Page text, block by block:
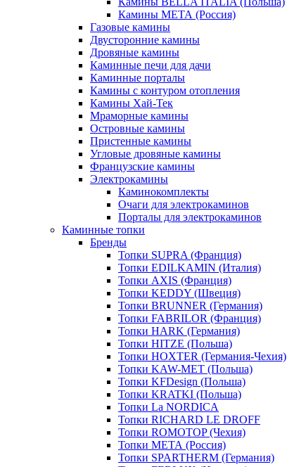
Камины МЕТА (Россия)
Газовые камины
Двусторонние камины
Дровяные камины
Каминные печи для дачи
Каминные порталы
Камины с контуром отопления
Камины Хай-Тек
Мраморные камины
Островные камины
Пристенные камины
Угловые дровяные камины
Французские камины
Электрокамины
Каминокомплекты
Очаги для электрокаминов
Порталы для электрокаминов
Каминные топки
Бренды
Топки SUPRA (Франция)
Топки EDILKAMIN (Италия)
Топки AXIS (Франция)
Топки KEDDY (Швеция)
Топки BRUNNER (Германия)
Топки FABRILOR (Франция)
Топки HARK (Германия)
Топки HITZE (Польша)
Топки HOXTER (Германия-Чехия)
Топки KAW-MET (Польша)
Топки KFDesign (Польша)
Топки KRATKI (Польша)
Топки La NORDICA
Топки RICHARD LE DROFF
Топки ROMOTOP (Чехия)
Топки МЕТА (Россия)
Топки SPARTHERM (Германия)